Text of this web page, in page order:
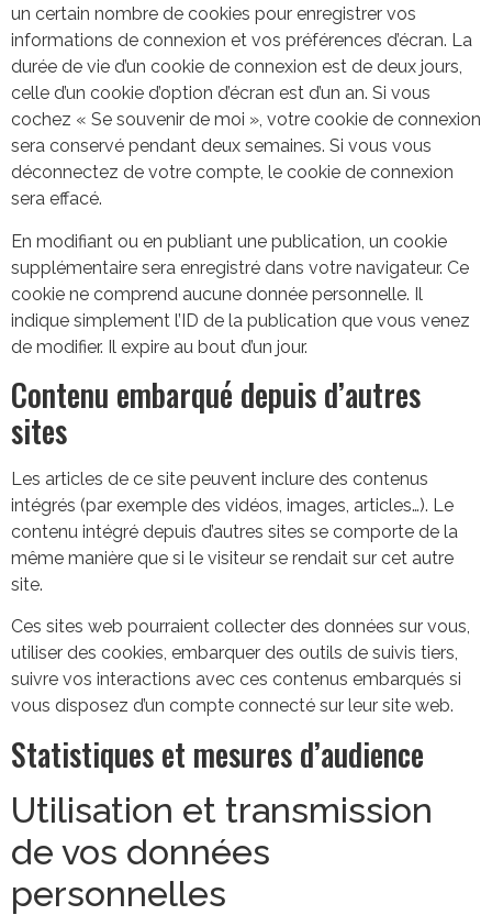
un certain nombre de cookies pour enregistrer vos
informations de connexion et vos préférences d’écran. La
durée de vie d’un cookie de connexion est de deux jours,
celle d’un cookie d’option d’écran est d’un an. Si vous
cochez « Se souvenir de moi », votre cookie de connexion
sera conservé pendant deux semaines. Si vous vous
déconnectez de votre compte, le cookie de connexion
sera effacé.
En modifiant ou en publiant une publication, un cookie
supplémentaire sera enregistré dans votre navigateur. Ce
cookie ne comprend aucune donnée personnelle. Il
indique simplement l’ID de la publication que vous venez
de modifier. Il expire au bout d’un jour.
Contenu embarqué depuis d’autres
sites
Les articles de ce site peuvent inclure des contenus
intégrés (par exemple des vidéos, images, articles…). Le
contenu intégré depuis d’autres sites se comporte de la
même manière que si le visiteur se rendait sur cet autre
site.
Ces sites web pourraient collecter des données sur vous,
utiliser des cookies, embarquer des outils de suivis tiers,
suivre vos interactions avec ces contenus embarqués si
vous disposez d’un compte connecté sur leur site web.
Statistiques et mesures d’audience
Utilisation et transmission
de vos données
personnelles